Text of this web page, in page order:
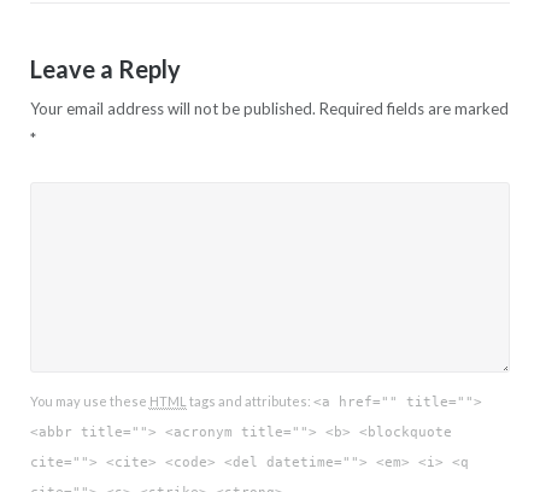
Leave a Reply
Your email address will not be published. Required fields are marked
*
You may use these HTML tags and attributes: <a href="" title="">
<abbr title=""> <acronym title=""> <b> <blockquote
cite=""> <cite> <code> <del datetime=""> <em> <i> <q